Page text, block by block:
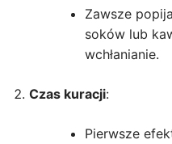
Zawsze
soków lub
wchłanianie.
Czas kuracji:
Pierwsze